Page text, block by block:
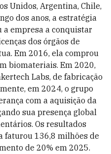
Unidos, Argentina, Chile,
dos anos, a estratégia
a empresa a conquistar
dos órgãos de
Em 2016, ela comprou
biomateriais. Em 2020,
Labs, de fabricação
em 2024, o grupo
com a aquisição da
sua presença global
Os resultados
faturou 136,8 milhões de
de 20% em 2025.